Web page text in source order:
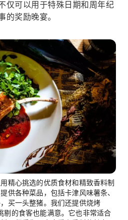
仅可以用于特殊日期和周年纪
的奖励晚宴。
精心挑选的优质食材和精致香料制
供各种菜品，包括卡津风味薯条、
买一头整猪。我们还提供烧烤
剔的食客也能满意。它也非常适合